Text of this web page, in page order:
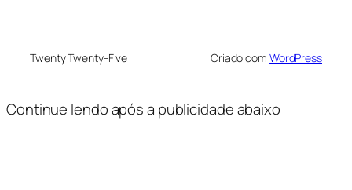
Twenty Twenty-Five Criado com WordPress
Continue lendo após a publicidade abaixo